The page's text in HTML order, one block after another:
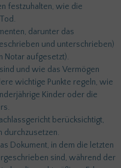
festzuhalten, wie die
darunter das
und unterschrieben)
Notar aufgesetzt).
und wie das Vermögen
wichtige Punkte regeln, wie
Kinder oder die
berücksichtigt,
durchzusetzen.
Dokument, in dem die letzten
sind, während der